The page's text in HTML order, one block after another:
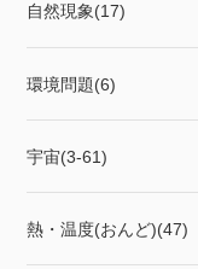
自然現象(17)
環境問題(6)
宇宙(3-61)
熱・温度(おんど)(47)